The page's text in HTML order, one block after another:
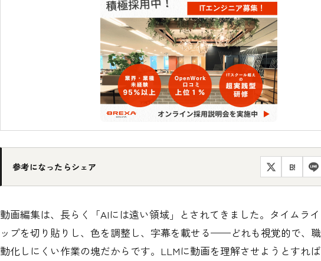
参考になったらシェア B!
動画編集は、長らく「AIには遠い領域」とされてきました。タイムラ
ップを切り貼りし、色を調整し、字幕を載せる——どれも視覚的で、
動化しにくい作業の塊だからです。LLMに動画を理解させようとすれ